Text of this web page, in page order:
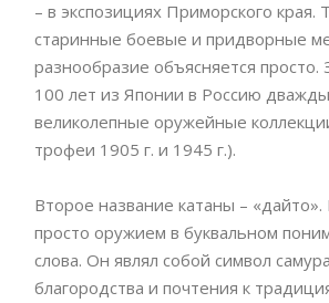
– в экспозициях Приморского края.
старинные боевые и придворные
разнообразие объясняется
100 лет из Японии в Россию дважды
великолепные оружейные
трофеи 1905 г. и 1945 г.).
Второе название катаны –
просто оружием в буквальном
слова. Он являл собой символ
благородства и почтения к